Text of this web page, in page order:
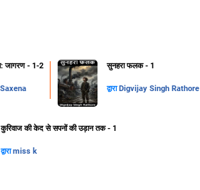
जागरण - 1-2 सुनहरा फलक - 1
द्वारा Digvijay Singh Rathore
कुरिवाज की केद से सपनों की उड़ान तक - 1
द्वाराmiss k